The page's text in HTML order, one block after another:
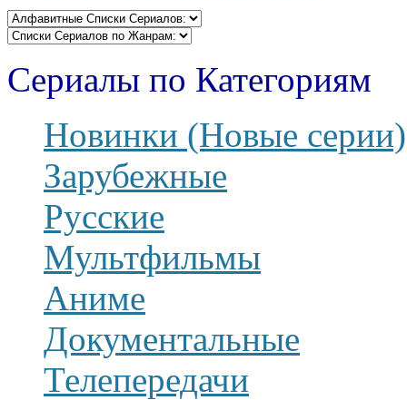
Сериалы по Категориям
Новинки (Новые серии)
Зарубежные
Русские
Мультфильмы
Аниме
Документальные
Телепередачи